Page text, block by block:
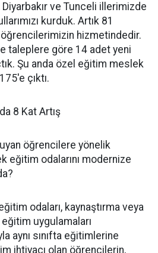
ve Tunceli illerimizde
kurduk. Artık 81
hizmetindedir.
taleplere göre 14 adet yeni
Şu anda özel eğitim meslek
çıktı.
8 Kat Artış
öğrencilere yönelik
eğitim odalarını modernize
odaları, kaynaştırma veya
uygulamaları
aynı sınıfta eğitimlerine
ihtiyacı olan öğrencilerin,